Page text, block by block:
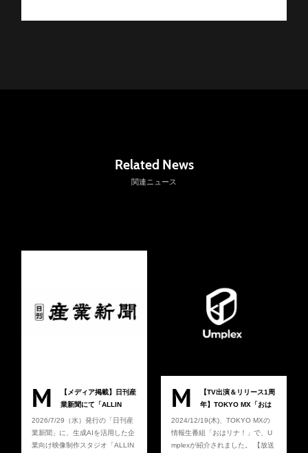
Related News
関連ニュース
M
【メディア掲載】日刊産
業新聞にて「ALLIN
STUDIO」が紹介されま
した
2026/7/29（水）発行の「日刊産
業新聞」に、生成AIを活用した企
業向け映像制作スタジオ「ALLIN
M
【TV出演＆リリース1周
年】TOKYO MX「おは
リナ！」にてUmplexが
紹介されました。
2024/12/19(木)、TOKYO MXの
情報生番組「おはリナ！」で、U
mplexが紹介されました。 【放送